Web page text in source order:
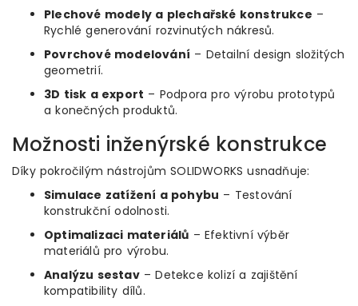
Plechové modely a plechařské konstrukce –
Rychlé generování rozvinutých nákresů.
Povrchové modelování – Detailní design složitých
geometrií.
3D tisk a export – Podpora pro výrobu prototypů
a konečných produktů.
Možnosti inženýrské konstrukce
Díky pokročilým nástrojům SOLIDWORKS usnadňuje:
Simulace zatížení a pohybu – Testování
konstrukční odolnosti.
Optimalizaci materiálů – Efektivní výběr
materiálů pro výrobu.
Analýzu sestav– Detekce kolizí a zajištění
kompatibility dílů.